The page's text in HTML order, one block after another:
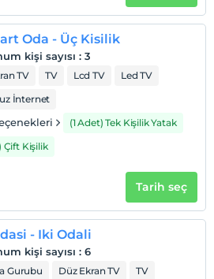
ücretsizdir.
kadar 1 çocuk ücretsizdir
Oda - Üç Kisilik
kişi sayısı : 3
TV TV Lcd TV
Led TV
İnternet
(1 Adet) Tek Kişilik Yatak
Çift Kişilik
Tarih seç
- Iki Odali
kişi sayısı : 6
Gurubu Düz Ekran TV
TV